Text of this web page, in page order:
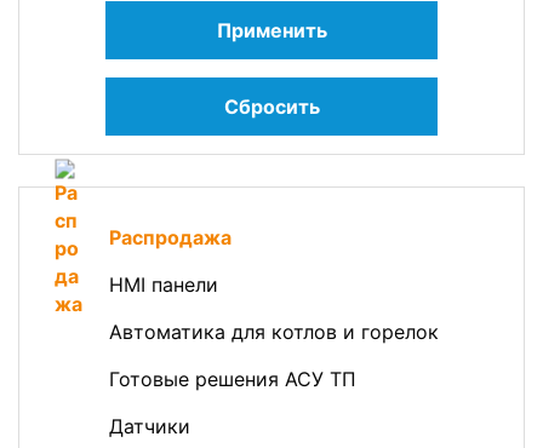
Применить
Сбросить
Распродажа
HMI панели
Автоматика для котлов и горелок
Готовые решения АСУ ТП
Датчики